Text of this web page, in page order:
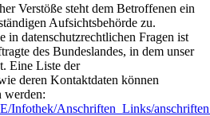
Verstöße steht dem Betroffenen ein
Aufsichtsbehörde zu.
in datenschutzrechtlichen Fragen ist
des Bundeslandes, in dem unser
Eine Liste der
deren Kontaktdaten können
werden:
Infothek/Anschriften_Links/